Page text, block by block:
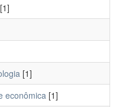
[1]
[1]
econômica [1]